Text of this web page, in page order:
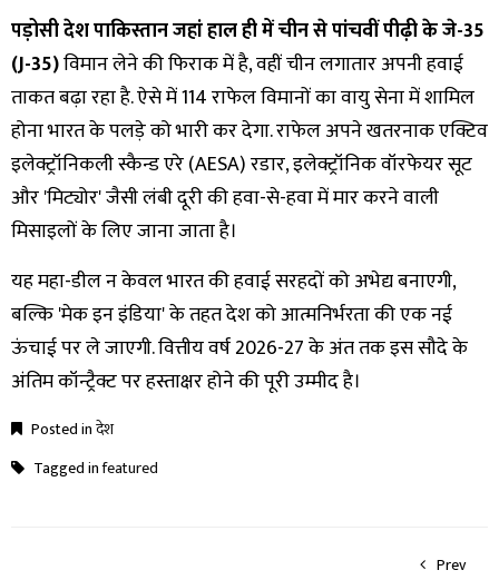
पड़ोसी देश पाकिस्तान जहां हाल ही में चीन से पांचवीं पीढ़ी के जे-35
(J-35)विमान लेने की फिराक में है, वहीं चीन लगातार अपनी हवाई
ताकत बढ़ा रहा है. ऐसे में 114 राफेल विमानों का वायु सेना में शामिल
होना भारत के पलड़े को भारी कर देगा. राफेल अपने खतरनाक एक्टिव
इलेक्ट्रॉनिकली स्कैन्ड एरे (AESA) रडार, इलेक्ट्रॉनिक वॉरफेयर सूट
और 'मिट्योर' जैसी लंबी दूरी की हवा-से-हवा में मार करने वाली
मिसाइलों के लिए जाना जाता है।
यह महा-डील न केवल भारत की हवाई सरहदों को अभेद्य बनाएगी,
बल्कि 'मेक इन इंडिया' के तहत देश को आत्मनिर्भरता की एक नई
ऊंचाई पर ले जाएगी. वित्तीय वर्ष 2026-27 के अंत तक इस सौदे के
अंतिम कॉन्ट्रैक्ट पर हस्ताक्षर होने की पूरी उम्मीद है।
Posted inदेश
Tagged infeatured
Prev